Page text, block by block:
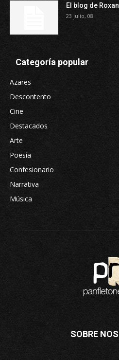
El blog de
23 julio, 08
Categoría popular
Azares
Descontento
Cine
Destacados
Arte
Poesía
Confesionario
Narrativa
Música
SOBRE